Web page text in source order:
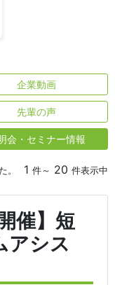
企業動画
先輩の声
会・セミナー情報
。 1 件～ 20 件表示中
催】短
アシス